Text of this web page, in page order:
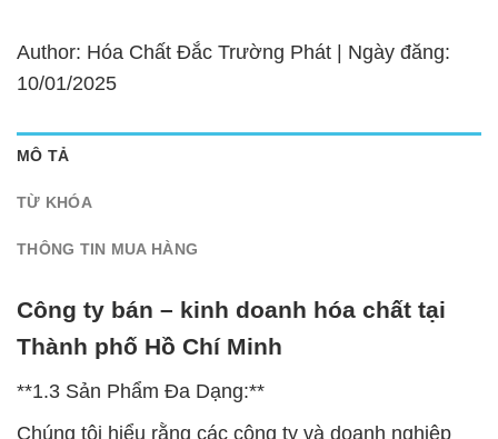
Author: Hóa Chất Đắc Trường Phát | Ngày đăng:
10/01/2025
MÔ TẢ
TỪ KHÓA
THÔNG TIN MUA HÀNG
Công ty bán – kinh doanh hóa chất tại
Thành phố Hồ Chí Minh
**1.3 Sản Phẩm Đa Dạng:**
Chúng tôi hiểu rằng các công ty và doanh nghiệp